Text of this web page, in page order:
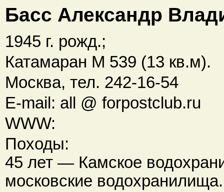
Басс Александр
1945 г. рожд.;
Катамаран М 539 (13 кв.м).
Москва, тел. 242-16-54
E-mail: all @ forpostclub.ru
WWW:
Походы:
45 лет — Камское
московские водохранилища.